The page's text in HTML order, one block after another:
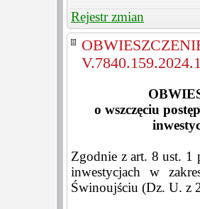
Rejestr zmian
o wszczęciu
Zgodnie z art. 8 ust.
inwestycjach w
Świnoujściu (Dz. U. z